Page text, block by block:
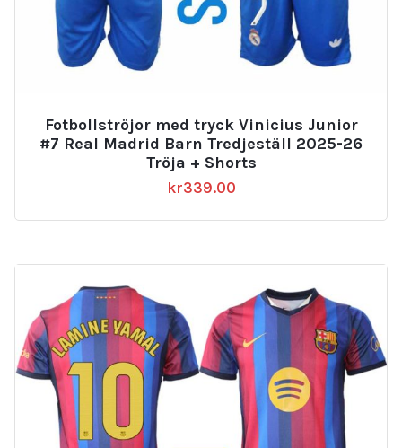
Fotbollströjor med tryck Vinicius Junior
#7 Real Madrid Barn Tredjeställ 2025-26
Tröja + Shorts
kr339.00